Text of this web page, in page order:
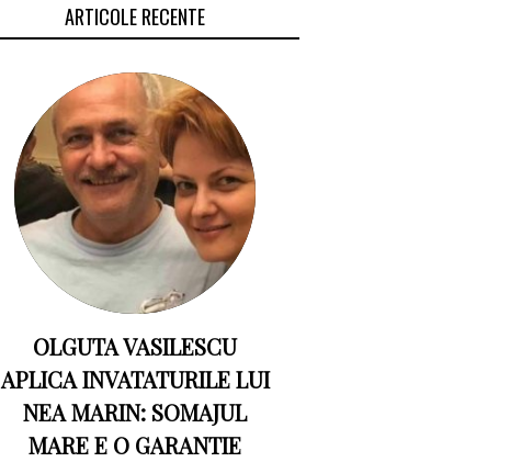
ARTICOLE RECENTE
OLGUTA VASILESCU
APLICA INVATATURILE LUI
NEA MARIN: SOMAJUL
MARE E O GARANTIE